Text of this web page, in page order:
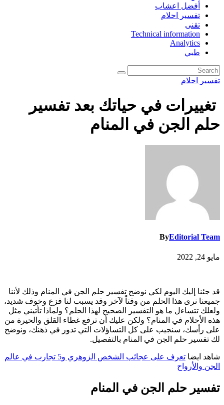
أفضل اعشاب
تفسير احلام
تقنى
Technical information
Analytics
طبي
تفسير احلام
تغييرات في حياتك بعد تفسير
حلم الجن في المنام
ByEditorial Team
مايو 24, 2022
قد جئنا إليك اليوم لكي نوضح تفسير حلم الجن في المنام وذلك لأننا
جميعنا نرى هذا الحلم من وقتاً لآخر وقد يسبب لنا فزع وخوف شديد،
ولعلك تتساءل ما هو التفسير الصحيح لهذا الحلم؟ ولماذا تأتيني مثل
هذه الأحلام في المنام؟ ولكن عليك أن ترفع غطاء القلق والحيرة من
على رأسك، سنجيب على كل التساؤلات التي تدور في ذهنك، ونوضح
لك تفسير حلم الجن في المنام بالتفصيل.
شاهد ايضا
تعرف على عجائب الشخص الزوهري و5 تجارب في عالم
الجن والأرواح
تفسير حلم الجن في المنام